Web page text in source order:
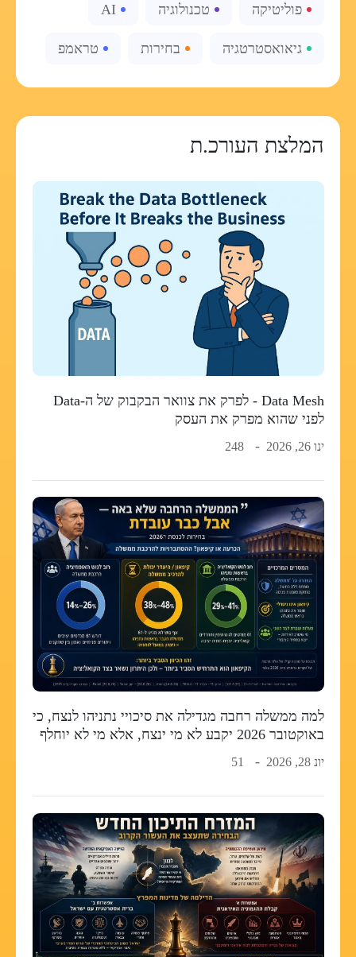
פוליטיקה טכנולוגיה AI
גיאואסטרטגיה בחירות טראמפ
המלצת העורכ.ת
Data Mesh - לפרק את צוואר הבקבוק של ה-Data
לפני שהוא מפרק את העסק
ינו 26, 2026 248
למה ממשלה רחבה מגדילה את סיכויי נתניהו לנצח, כי
באוקטובר 2026 יקבע לא מי ינצח, אלא מי לא יוחלף
יונ 28, 2026 51